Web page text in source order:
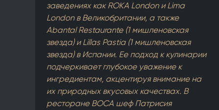
заведениях как ROKA London и Lima
London в Великобритании, а также
Abantal Restaurante (1 мишленовская
звезда) и Lillas Pastia (1 мишленовская
звезда) в Испании. Ее подход к кулинарии
подчеркивает глубокое уважение к
ингредиентам, акцентируя внимание на
их природных вкусовых качествах. В
ресторане BOCA шеф Патрисия